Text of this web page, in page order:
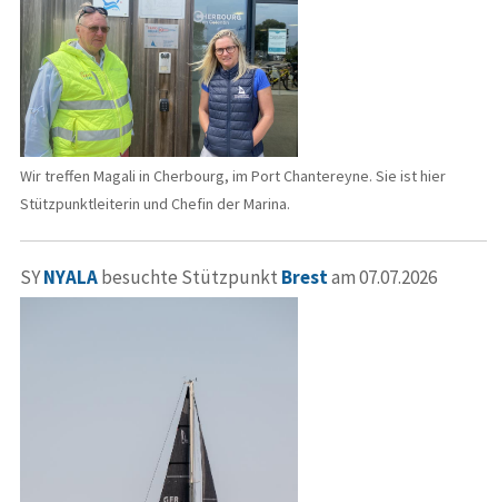
Wir treffen Magali in Cherbourg, im Port Chantereyne. Sie ist hier
Stützpunktleiterin und Chefin der Marina.
SYNYALAbesuchte Stützpunkt Brestam 07.07.2026